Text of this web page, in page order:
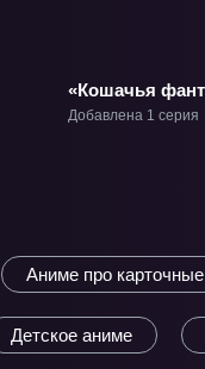
«Кошачья
ОВА-1
Добавлена 1 серия
Аниме про
Детское аниме